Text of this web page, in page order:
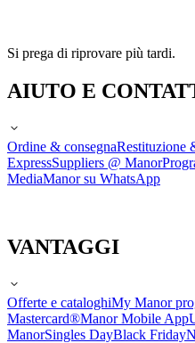
Si prega di riprovare più tardi.
AIUTO E
Ordine & consegnaRestituzione
ExpressSuppliers @ Manor
MediaManor su WhatsApp
VANTAGGI
Offerte e cataloghiMy Manor
Mastercard®Manor Mobile App
ManorSingles DayBlack Friday